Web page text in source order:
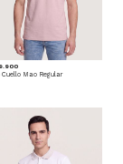
Cuello Mao Regular